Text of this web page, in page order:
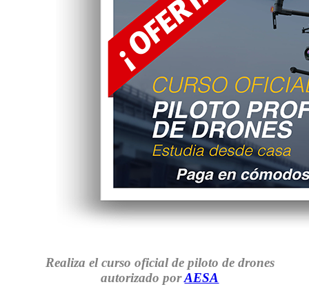
Realiza el curso oficial de piloto de drones
autorizado porAESA